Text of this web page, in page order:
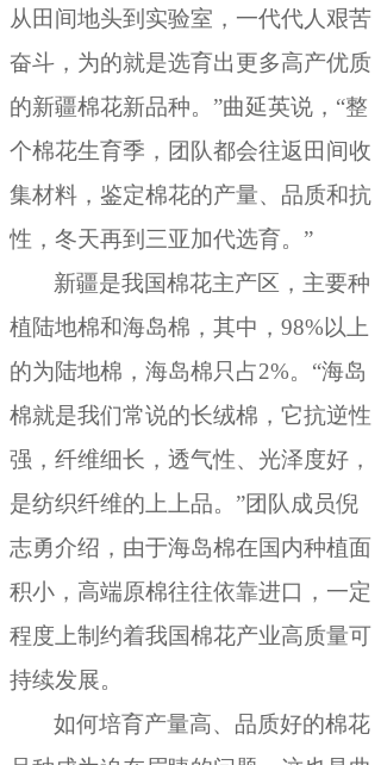
从田间地头到实验室 ， 一代代人艰苦
奋斗，为的就是选育出更多高产优质
的新疆棉花新品种。 ”曲延英说，“整
个棉花生育季 ， 团队都会往返田间收
集材料，鉴定棉花的产量、品质和抗
性 ， 冬天再到三亚加代选育。”
新疆是我国棉花主产区 ， 主要种
植陆地棉和海岛棉，其中 ， 98%以上
的为陆地棉，海岛棉只占2%。 “海岛
棉就是我们常说的长绒棉，它抗逆性
强 ， 纤维细长，透气性、光泽度好 ，
是纺织纤维的上上品。”团队成员倪
志勇介绍 ， 由于海岛棉在国内种植面
积小，高端原棉往往依靠进口 ， 一定
程度上制约着我国棉花产业高质量可
持续发展。
如何培育产量高、品质好的棉花